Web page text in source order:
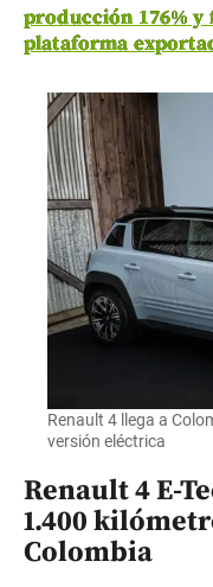
producción 176%
plataforma
Renault 4 llega a
versión eléctrica
Renault 4 E-
1.400
Colombia